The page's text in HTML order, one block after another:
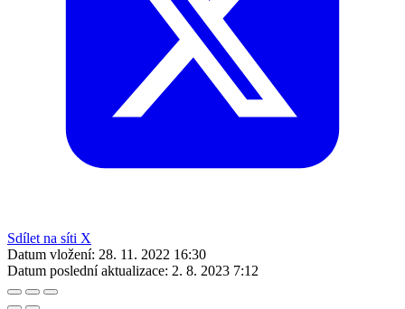
Sdílet na síti X
Datum vložení: 28. 11. 2022 16:30
Datum poslední aktualizace: 2. 8. 2023 7:12